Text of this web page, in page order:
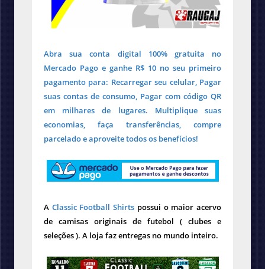
Abra sua conta digital 100% gratuita no
Mercado Pago e ganhe R$ 10 no seu primeiro
pagamento para: Recarregar seu celular, Pagar
suas contas de consumo, Pagar com código QR
em milhares de lugares. Multiplique suas
economias, faça transferências, compre
parcelado e aproveite todos os benefícios!
A Classic Football Shirts possui o maior acervo
de camisas originais de futebol ( clubes e
seleções ). A loja faz entregas no mundo inteiro.